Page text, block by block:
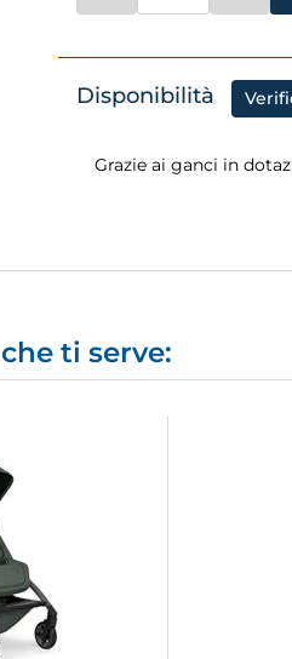
Disponibilità
Grazie ai ganci in
ti serve: